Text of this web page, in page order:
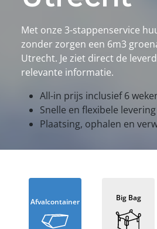
Met onze 3-stappenservice
zonder zorgen een 6m3
Utrecht. Je ziet direct de
relevante informatie.
All-in prijs inclusief 6
Snelle en flexibele
Plaatsing, ophalen en
Afvalcontainer Big Bag